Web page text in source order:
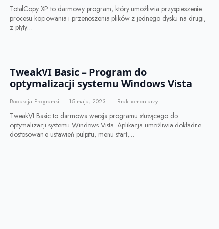
TotalCopy XP to darmowy program, który umożliwia przyspieszenie
procesu kopiowania i przenoszenia plików z jednego dysku na drugi,
z płyty…
TweakVI Basic – Program do
optymalizacji systemu Windows Vista
Redakcja Programki 15 maja, 2023 Brak komentarzy
TweakVI Basic to darmowa wersja programu służącego do
optymalizacji systemu Windows Vista. Aplikacja umożliwia dokładne
dostosowanie ustawień pulpitu, menu start,…